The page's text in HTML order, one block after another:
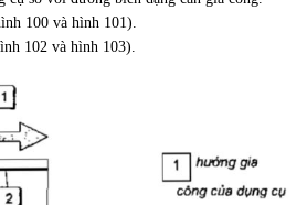
100 và hình 101).
102 và hình 103).